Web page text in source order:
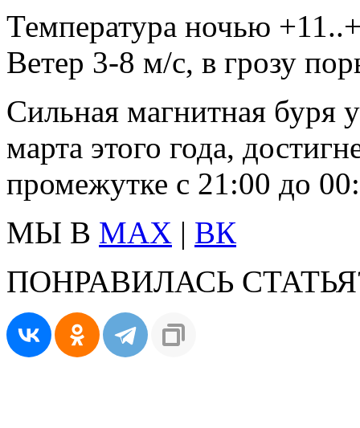
Температура ночью
Ветер 3-8 м/с, в грозу
Сильная магнитная
марта этого года,
промежутке с 21:00 до
МЫ В MAX | ВК
ПОНРАВИЛАСЬ